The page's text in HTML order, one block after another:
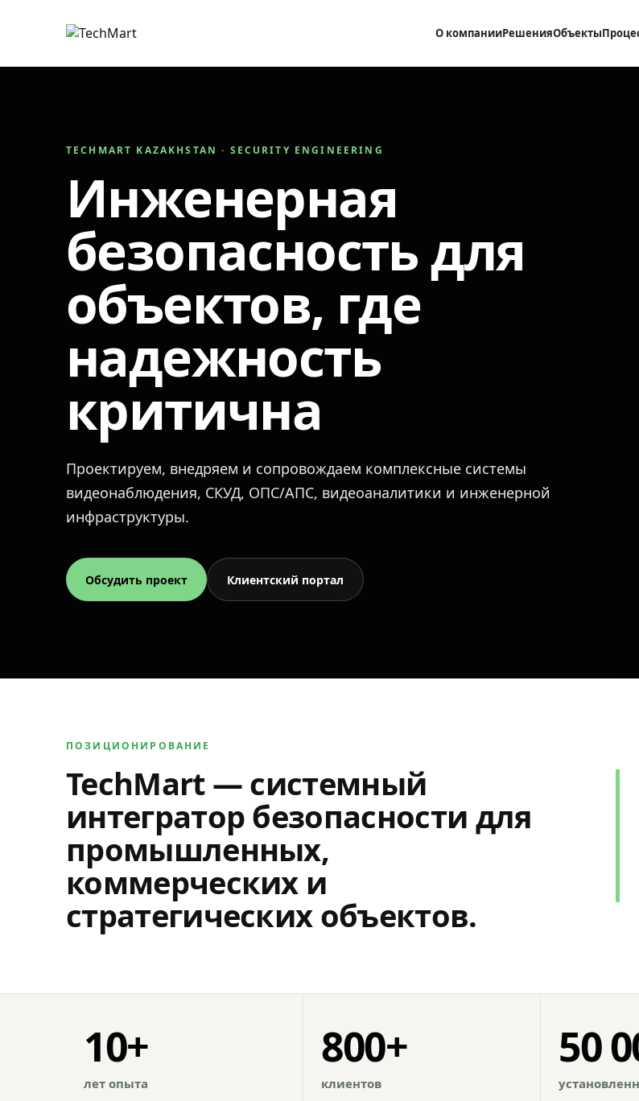
О компанииРешенияОбъекты
TECHMART KAZAKHSTAN · SECURITY ENGINEERING
Инженерная
безопасность для
объектов, где
надежность
критична
Проектируем, внедряем и сопровождаем комплексные системы
видеонаблюдения, СКУД, ОПС/АПС, видеоаналитики и инженерной
инфраструктуры.
Обсудить проект Клиентский портал
ПОЗИЦИОНИРОВАНИЕ
TechMart — системный
интегратор безопасности для
промышленных,
коммерческих и
стратегических объектов.
10+
лет опыта
800+
клиентов
50